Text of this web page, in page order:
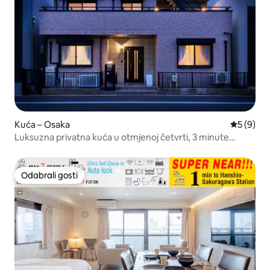
Kuća – Osaka
5 (9)
Luksuzna privatna kuća u otmjenoj četvrti, 3 minute
Odabrali gosti
Odabrali gosti